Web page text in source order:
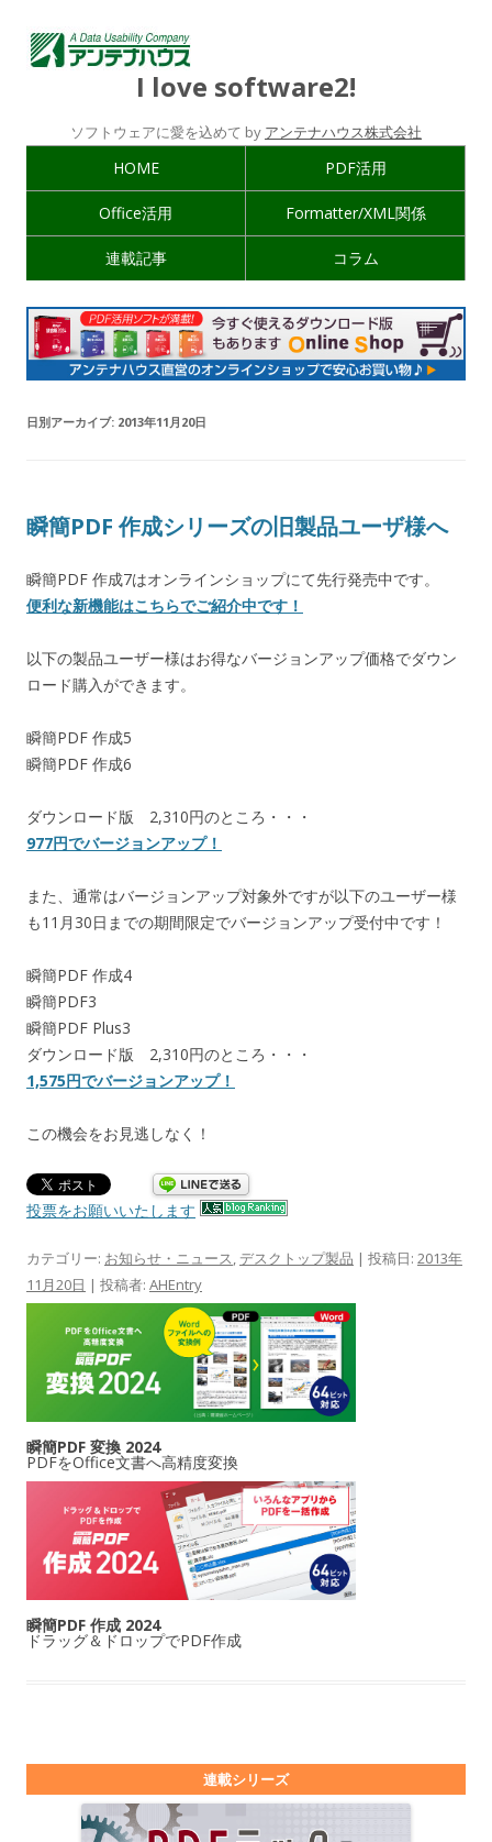
I love software2!
ソフトウェアに愛を込めて by アンテナハウス株式会社
HOME PDF活用
Office活用 Formatter/XML関係
連載記事 コラム
日別アーカイブ: 2013年11月20日
瞬簡PDF 作成シリーズの旧製品ユーザ様へ
瞬簡PDF 作成7はオンラインショップにて先行発売中です。
便利な新機能はこちらでご紹介中です！
以下の製品ユーザー様はお得なバージョンアップ価格でダウン
ロード購入ができます。
瞬簡PDF 作成5
瞬簡PDF 作成6
ダウンロード版 2,310円のところ・・・
977円でバージョンアップ！
また、通常はバージョンアップ対象外ですが以下のユーザー様
も11月30日までの期間限定でバージョンアップ受付中です！
瞬簡PDF 作成4
瞬簡PDF3
瞬簡PDF Plus3
ダウンロード版 2,310円のところ・・・
1,575円でバージョンアップ！
この機会をお見逃しなく！
投票をお願いいたします
カテゴリー: お知らせ・ニュース, デスクトップ製品 | 投稿日: 2013年
11月20日 | 投稿者: AHEntry
瞬簡PDF 変換 2024
PDFをOffice文書へ高精度変換
瞬簡PDF 作成 2024
ドラッグ＆ドロップでPDF作成
連載シリーズ